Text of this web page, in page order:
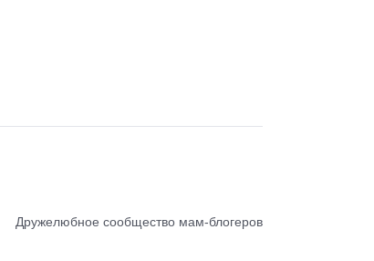
Дружелюбное сообщество мам-блогеров